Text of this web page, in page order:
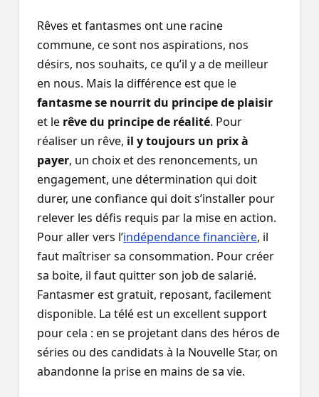
Rêves et fantasmes ont une racine
commune, ce sont nos aspirations, nos
désirs, nos souhaits, ce qu’il y a de meilleur
en nous. Mais la différence est que le
fantasme se nourrit du principe de plaisir
et lerêve du principe de réalité. Pour
réaliser un rêve, il y toujours un prix à
payer, un choix et des renoncements, un
engagement, une détermination qui doit
durer, une confiance qui doit s’installer pour
relever les défis requis par la mise en action.
Pour aller vers l’indépendance financière, il
faut maîtriser sa consommation. Pour créer
sa boite, il faut quitter son job de salarié.
Fantasmer est gratuit, reposant, facilement
disponible. La télé est un excellent support
pour cela : en se projetant dans des héros de
séries ou des candidats à la Nouvelle Star, on
abandonne la prise en mains de sa vie.